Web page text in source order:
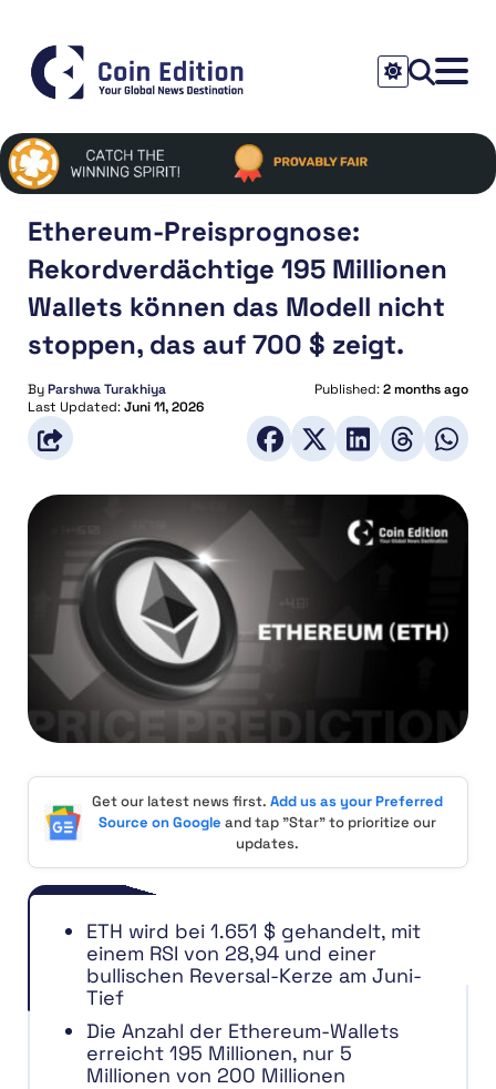
Ethereum-Preisprognose:
Rekordverdächtige 195 Millionen
Wallets können das Modell nicht
stoppen, das auf 700 $ zeigt.
ByParshwa Turakhiya Published:2 months ago
Last Updated:Juni 11, 2026
Get our latest news first. Add us as your Preferred
Source on Google and tap "Star" to prioritize our
updates.
ETH wird bei 1.651 $ gehandelt, mit
einem RSI von 28,94 und einer
bullischen Reversal-Kerze am Juni-
Tief
Die Anzahl der Ethereum-Wallets
erreicht 195 Millionen, nur 5
Millionen von 200 Millionen